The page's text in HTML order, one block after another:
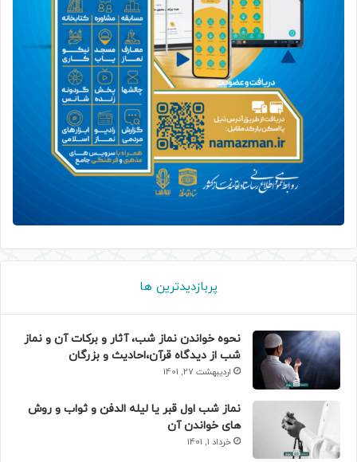
پربازدیدترین ها
نحوه خواندن نماز شب، آثار و برکات آن و نماز
شب از دیدگاه قرآن،احادیث و بزرگان
اردیبهشت 27, 1401
نماز شب اول قبر یا لیله الدفن و ثواب و روش
های خواندن آن
خرداد 1, 1401